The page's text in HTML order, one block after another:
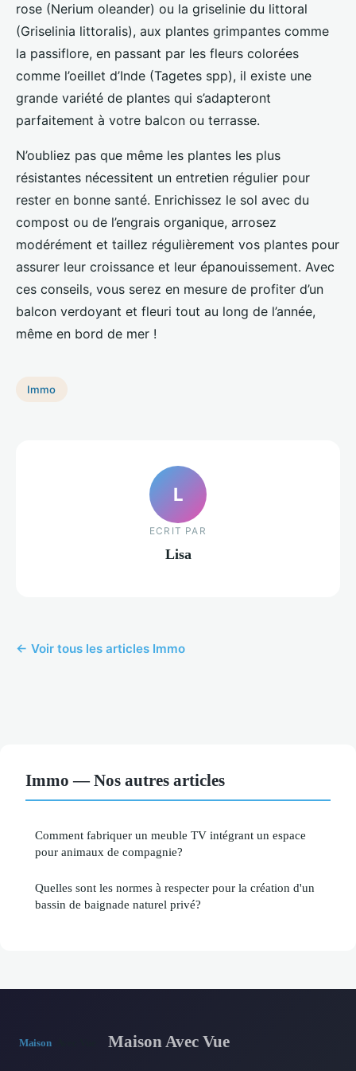
rose (Nerium oleander) ou la griselinie du littoral
(Griselinia littoralis), aux plantes grimpantes comme
la passiflore, en passant par les fleurs colorées
comme l’oeillet d’Inde (Tagetes spp), il existe une
grande variété de plantes qui s’adapteront
parfaitement à votre balcon ou terrasse.
N’oubliez pas que même les plantes les plus
résistantes nécessitent un entretien régulier pour
rester en bonne santé. Enrichissez le sol avec du
compost ou de l’engrais organique, arrosez
modérément et taillez régulièrement vos plantes pour
assurer leur croissance et leur épanouissement. Avec
ces conseils, vous serez en mesure de profiter d’un
balcon verdoyant et fleuri tout au long de l’année,
même en bord de mer !
Immo
L
ECRIT PAR
Lisa
← Voir tous les articles Immo
Immo — Nos autres articles
Comment fabriquer un meuble TV intégrant un espace
pour animaux de compagnie?
Quelles sont les normes à respecter pour la création d'un
bassin de baignade naturel privé?
Maison Avec Vue